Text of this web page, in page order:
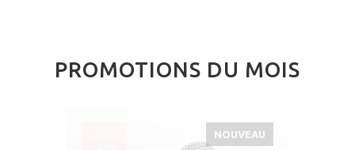
PROMOTIONS DU MOIS
NOUVEAU